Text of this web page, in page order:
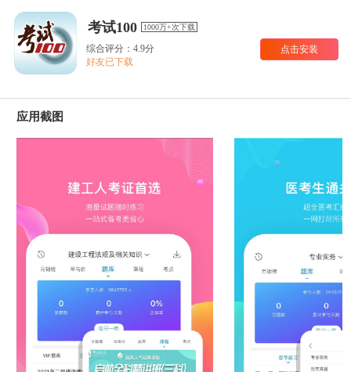
考试100 1000万+次下载
综合评分：4.9分
好友已下载
点击安装
应用截图